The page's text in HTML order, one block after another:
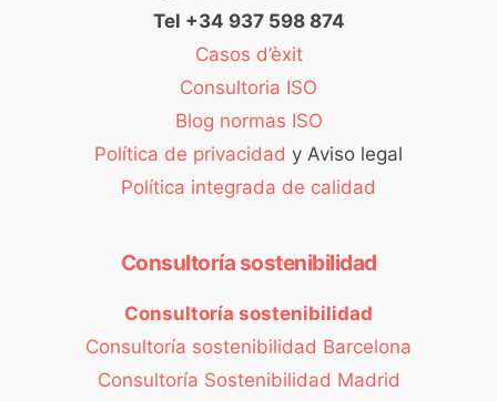
Tel +34 937 598 874
Casos d’èxit
Consultoria ISO
Blog normas ISO
Política de privacidad y Aviso legal
Política integrada de calidad
Consultoría sostenibilidad
Consultoría sostenibilidad
Consultoría sostenibilidad Barcelona
Consultoría Sostenibilidad Madrid